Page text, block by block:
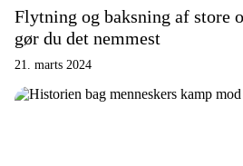
Flytning og baksning af store
gør du det nemmest
21. marts 2024